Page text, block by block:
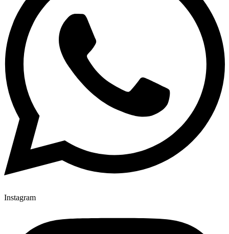
Instagram